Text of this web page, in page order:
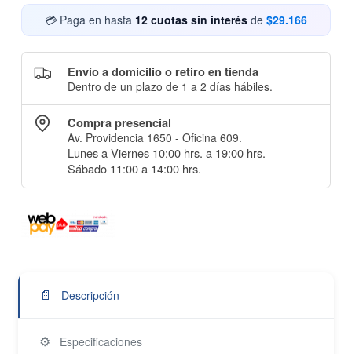
💳 Paga en hasta 12 cuotas sin interés de $29.166
Envío a domicilio o retiro en tienda
Dentro de un plazo de 1 a 2 días hábiles.
Compra presencial
Av. Providencia 1650 - Oficina 609.
Lunes a Viernes 10:00 hrs. a 19:00 hrs.
Sábado 11:00 a 14:00 hrs.
📄 Descripción
⚙️ Especificaciones